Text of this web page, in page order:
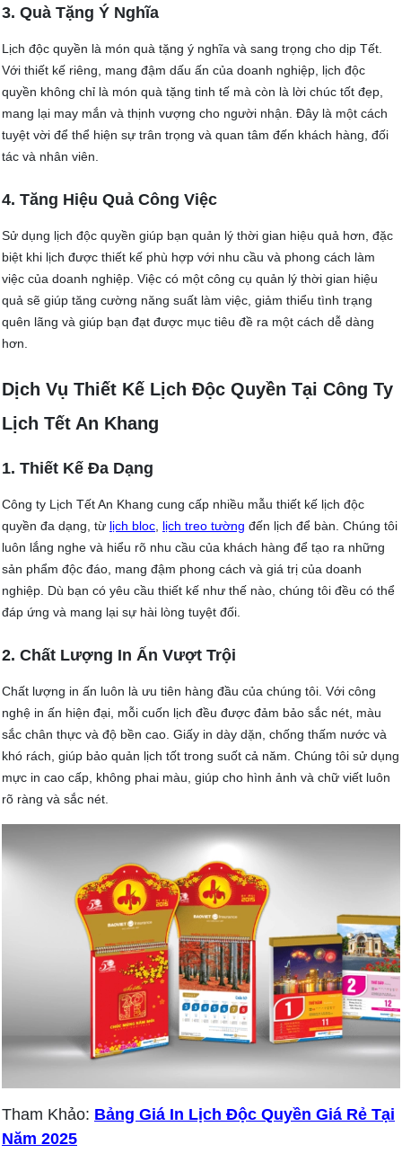
3. Quà Tặng Ý Nghĩa
Lịch độc quyền là món quà tặng ý nghĩa và sang trọng cho dịp Tết.
Với thiết kế riêng, mang đậm dấu ấn của doanh nghiệp, lịch độc
quyền không chỉ là món quà tặng tinh tế mà còn là lời chúc tốt đẹp,
mang lại may mắn và thịnh vượng cho người nhận. Đây là một cách
tuyệt vời để thể hiện sự trân trọng và quan tâm đến khách hàng, đối
tác và nhân viên.
4. Tăng Hiệu Quả Công Việc
Sử dụng lịch độc quyền giúp bạn quản lý thời gian hiệu quả hơn, đặc
biệt khi lịch được thiết kế phù hợp với nhu cầu và phong cách làm
việc của doanh nghiệp. Việc có một công cụ quản lý thời gian hiệu
quả sẽ giúp tăng cường năng suất làm việc, giảm thiểu tình trạng
quên lãng và giúp bạn đạt được mục tiêu đề ra một cách dễ dàng
hơn.
Dịch Vụ Thiết Kế Lịch Độc Quyền Tại Công Ty
Lịch Tết An Khang
1. Thiết Kế Đa Dạng
Công ty Lịch Tết An Khang cung cấp nhiều mẫu thiết kế lịch độc
quyền đa dạng, từ lịch bloc lịch treo tường đến lịch để bàn. Chúng tôi
luôn lắng nghe và hiểu rõ nhu cầu của khách hàng để tạo ra những
sản phẩm độc đáo, mang đậm phong cách và giá trị của doanh
nghiệp. Dù bạn có yêu cầu thiết kế như thế nào, chúng tôi đều có thể
đáp ứng và mang lại sự hài lòng tuyệt đối.
2. Chất Lượng In Ấn Vượt Trội
Chất lượng in ấn luôn là ưu tiên hàng đầu của chúng tôi. Với công
nghệ in ấn hiện đại, mỗi cuốn lịch đều được đảm bảo sắc nét, màu
sắc chân thực và độ bền cao. Giấy in dày dặn, chống thấm nước và
khó rách, giúp bảo quản lịch tốt trong suốt cả năm. Chúng tôi sử dụng
mực in cao cấp, không phai màu, giúp cho hình ảnh và chữ viết luôn
rõ ràng và sắc nét.
Tham Khảo: Bảng Giá In Lịch Độc Quyền Giá Rẻ Tại
Năm 2025